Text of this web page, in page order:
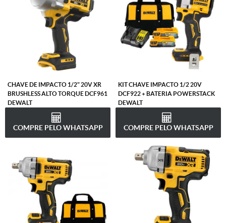
CHAVE DE IMPACTO 1/2" 20V XR
BRUSHLESS ALTO TORQUE DCF961
DEWALT
COMPRE PELO WHATSAPP
KIT CHAVE IMPACTO 1/2 20V
DCF922 + BATERIA POWERSTACK
DEWALT
COMPRE PELO WHATSAPP